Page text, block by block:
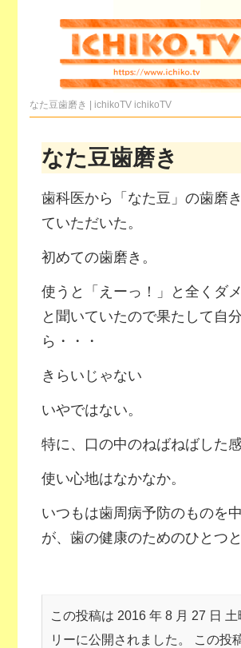
なた豆歯磨き | ichikoTV ichikoTV
なた豆歯磨き
歯科医から「なた豆」の歯磨
ていただいた。
初めての歯磨き。
使うと「えーっ！」と全くダ
と聞いていたので果たして自
ら・・・
きらいじゃない
いやではない。
特に、口の中のねばねばした
使い心地はなかなか。
いつもは歯周病予防のものを
が、歯の健康のためのひとつ
この投稿は 2016 年 8 月 27 日
リーに公開されました。 この投